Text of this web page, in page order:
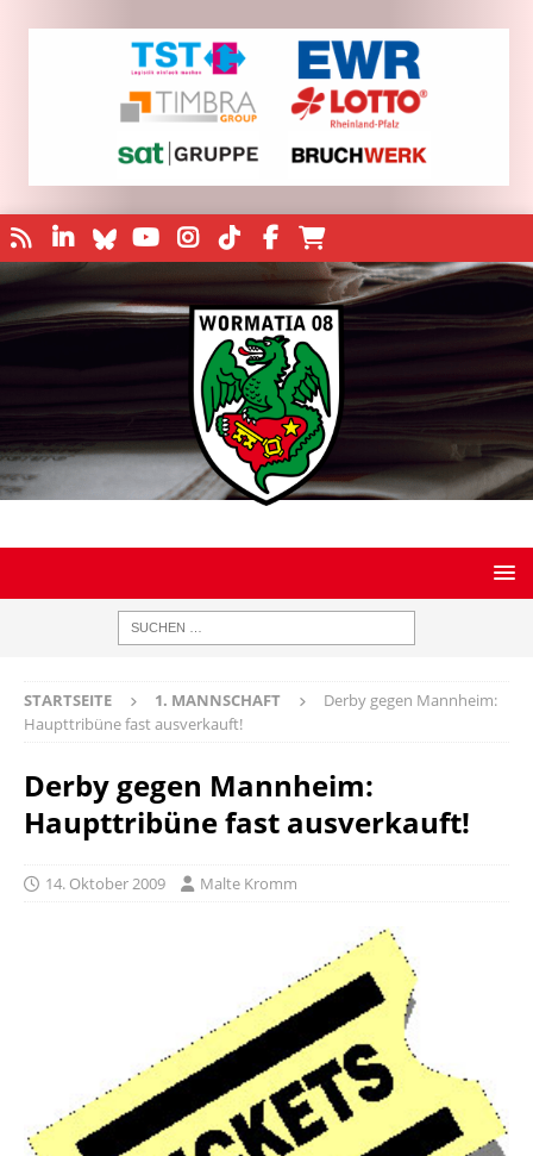
STARTSEITE 1. MANNSCHAFT
Derby gegen Mannheim:
Haupttribüne fast ausverkauft!
Derby gegen Mannheim:
Haupttribüne fast ausverkauft!
14. Oktober 2009 Malte Kromm